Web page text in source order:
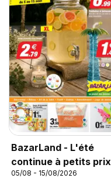
BazarLand - L'été
continue à petits prix
05/08 - 15/08/2026